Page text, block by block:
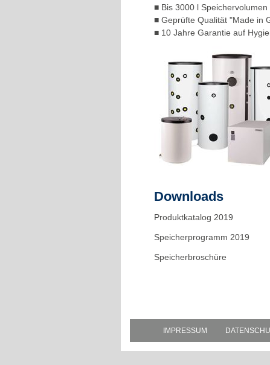
■ Bis 3000 l Speichervolumen
■ Geprüfte Qualität "Made in
■ 10 Jahre Garantie auf
Downloads
Produktkatalog 2019
Speicherprogramm 2019
Speicherbroschüre
IMPRESSUM